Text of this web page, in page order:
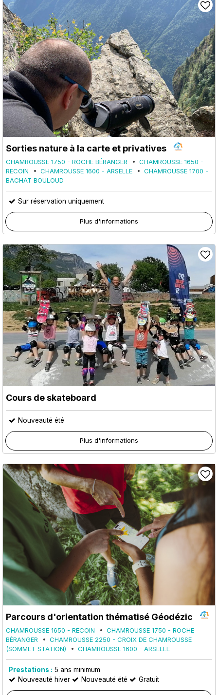
Sorties nature à la carte et privatives
CHAMROUSSE 1750 - ROCHE BÉRANGER
CHAMROUSSE 1650 -
RECOIN
CHAMROUSSE 1600 - ARSELLE
CHAMROUSSE 1700 -
BACHAT BOULOUD
Sur réservation uniquement
Plus d'informations
Cours de skateboard
Nouveauté été
Plus d'informations
Parcours d'orientation thématisé Géodézic
CHAMROUSSE 1650 - RECOIN
CHAMROUSSE 1750 - ROCHE
BÉRANGER
CHAMROUSSE 2250 - CROIX DE CHAMROUSSE
(SOMMET STATION)
CHAMROUSSE 1600 - ARSELLE
Prestations : 5 ans minimum
Nouveauté hiver
Nouveauté été Gratuit